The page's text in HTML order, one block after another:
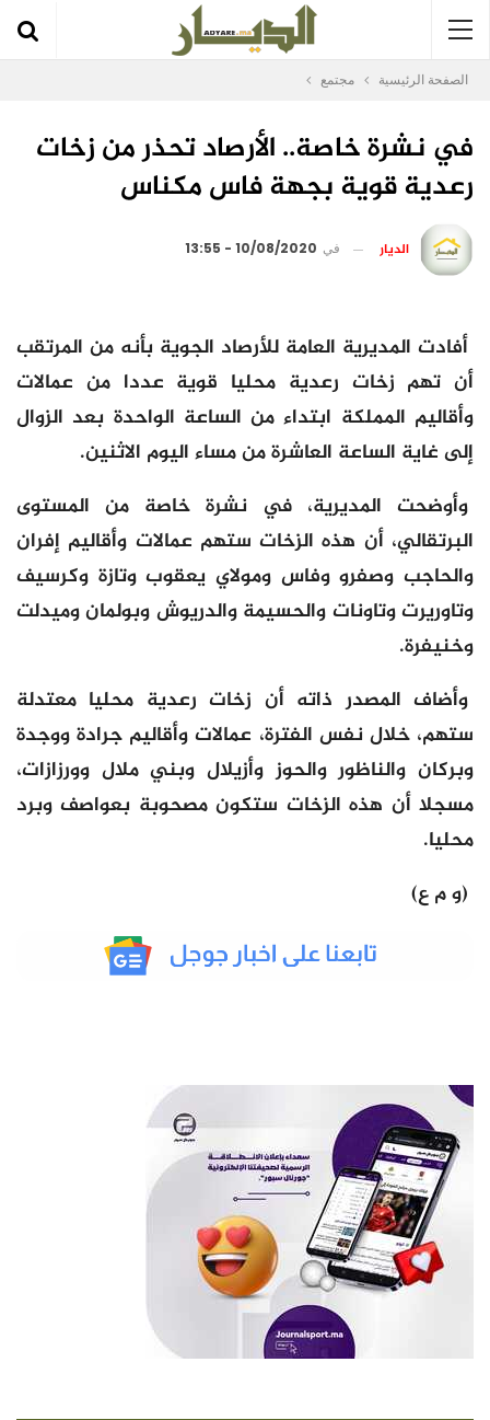
الصفحة الرئيسية مجتمع
في نشرة خاصة.. الأرصاد تحذر من زخات
رعدية قوية بجهة فاس مكناس
الديار في 10/08/2020 - 13:55
أفادت المديرية العامة للأرصاد الجوية بأنه من المرتقب
أن تهم زخات رعدية محليا قوية عددا من عمالات
وأقاليم المملكة ابتداء من الساعة الواحدة بعد الزوال
إلى غاية الساعة العاشرة من مساء اليوم الاثنين.
وأوضحت المديرية، في نشرة خاصة من المستوى
البرتقالي، أن هذه الزخات ستهم عمالات وأقاليم إفران
والحاجب وصفرو وفاس ومولاي يعقوب وتازة وكرسيف
وتاوريرت وتاونات والحسيمة والدريوش وبولمان وميدلت
وخنيفرة.
وأضاف المصدر ذاته أن زخات رعدية محليا معتدلة
ستهم، خلال نفس الفترة، عمالات وأقاليم جرادة ووجدة
وبركان والناظور والحوز وأزيلال وبني ملال وورزازات،
مسجلا أن هذه الزخات ستكون مصحوبة بعواصف وبرد
محليا.
(و م ع)